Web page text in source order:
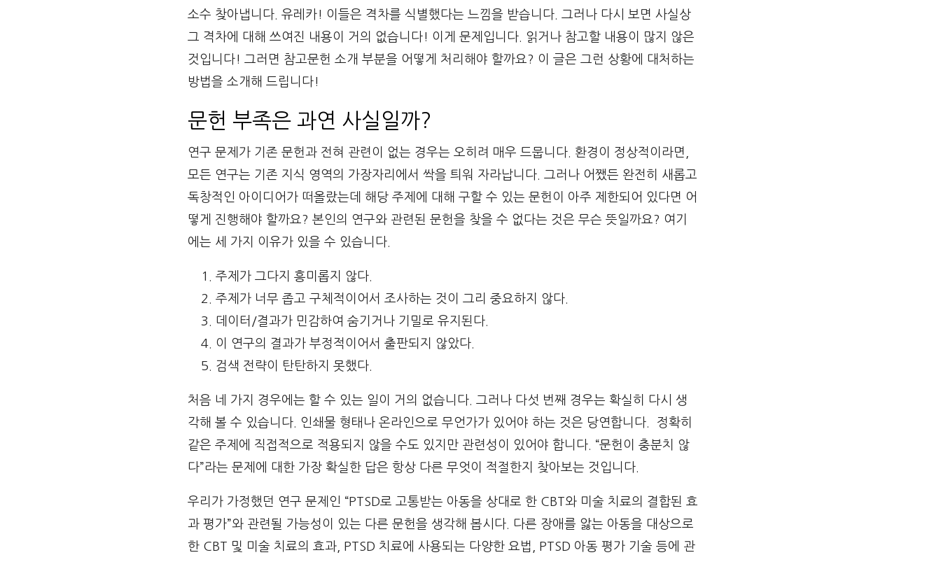
소수 찾아냅니다. 유레카! 이들은 격차를 식별했다는 느낌을 받습니다. 그러나 다시 보면 사실상
그 격차에 대해 쓰여진 내용이 거의 없습니다! 이게 문제입니다. 읽거나 참고할 내용이 많지 않은
것입니다! 그러면 참고문헌 소개 부분을 어떻게 처리해야 할까요? 이 글은 그런 상황에 대처하는
방법을 소개해 드립니다!
문헌 부족은 과연 사실일까?
연구 문제가 기존 문헌과 전혀 관련이 없는 경우는 오히려 매우 드뭅니다. 환경이 정상적이라면,
모든 연구는 기존 지식 영역의 가장자리에서 싹을 틔워 자라납니다. 그러나 어쨌든 완전히 새롭고
독창적인 아이디어가 떠올랐는데 해당 주제에 대해 구할 수 있는 문헌이 아주 제한되어 있다면 어
떻게 진행해야 할까요? 본인의 연구와 관련된 문헌을 찾을 수 없다는 것은 무슨 뜻일까요? 여기
에는 세 가지 이유가 있을 수 있습니다.
주제가 그다지 흥미롭지 않다.
주제가 너무 좁고 구체적이어서 조사하는 것이 그리 중요하지 않다.
데이터/결과가 민감하여 숨기거나 기밀로 유지된다.
이 연구의 결과가 부정적이어서 출판되지 않았다.
검색 전략이 탄탄하지 못했다.
처음 네 가지 경우에는 할 수 있는 일이 거의 없습니다. 그러나 다섯 번째 경우는 확실히 다시 생
각해 볼 수 있습니다. 인쇄물 형태나 온라인으로 무언가가 있어야 하는 것은 당연합니다. 정확히
같은 주제에 직접적으로 적용되지 않을 수도 있지만 관련성이 있어야 합니다. “문헌이 충분치 않
다”라는 문제에 대한 가장 확실한 답은 항상 다른 무엇이 적절한지 찾아보는 것입니다.
우리가 가정했던 연구 문제인 “PTSD로 고통받는 아동을 상대로 한 CBT와 미술 치료의 결합된 효
과 평가”와 관련될 가능성이 있는 다른 문헌을 생각해 봅시다. 다른 장애를 앓는 아동을 대상으로
한 CBT 및 미술 치료의 효과, PTSD 치료에 사용되는 다양한 요법, PTSD 아동 평가 기술 등에 관